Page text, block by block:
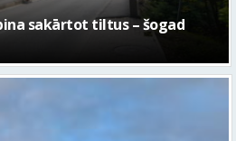
kultūras centram